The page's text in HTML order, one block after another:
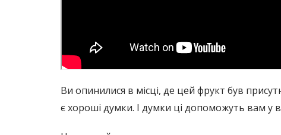
Ви опинилися в місці, де цей фрукт був
є хороші думки. І думки ці допоможуть вам у